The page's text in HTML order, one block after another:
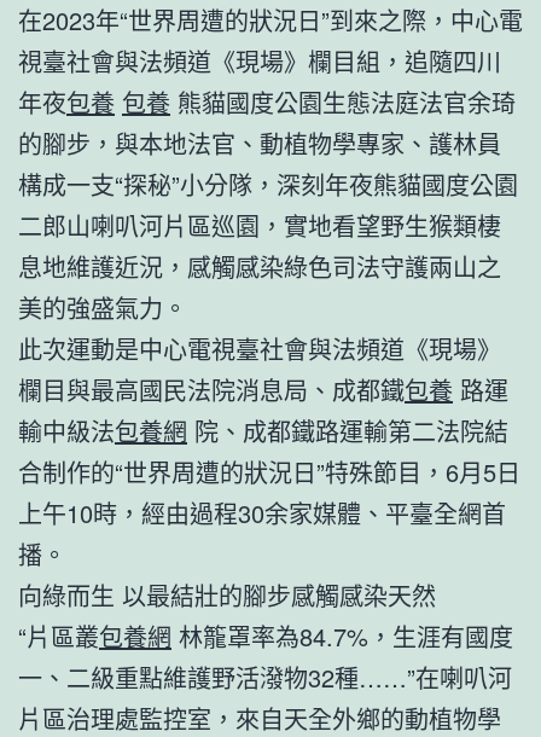
在2023年“世界周遭的狀況日”到來之際，中心電
視臺社會與法頻道《現場》欄目組，追隨四川
年夜包養 包養 熊貓國度公園生態法庭法官余琦
的腳步，與本地法官、動植物學專家、護林員
構成一支“探秘”小分隊，深刻年夜熊貓國度公園
二郎山喇叭河片區巡園，實地看望野生猴類棲
息地維護近況，感觸感染綠色司法守護兩山之
美的強盛氣力。
此次運動是中心電視臺社會與法頻道《現場》
欄目與最高國民法院消息局、成都鐵包養 路運
輸中級法包養網 院、成都鐵路運輸第二法院結
合制作的“世界周遭的狀況日”特殊節目，6月5日
上午10時，經由過程30余家媒體、平臺全網首
播。
向綠而生 以最結壯的腳步感觸感染天然
“片區叢包養網 林籠罩率為84.7%，生涯有國度
一、二級重點維護野活潑物32種……”在喇叭河
片區治理處監控室，來自天全外鄉的動植物學